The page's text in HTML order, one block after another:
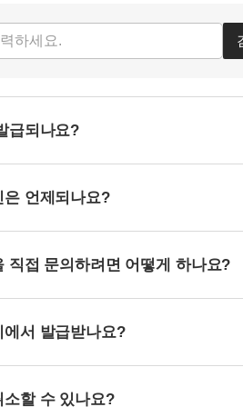
급되나요?
은 언제되나요?
직접 문의하려면 어떻게 하나요?
에서 발급받나요?
소할 수 있나요?